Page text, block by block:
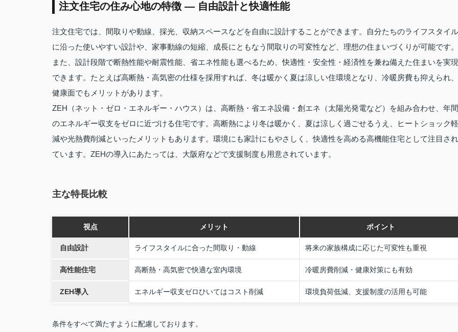
注文住宅の住み心地の特徴 — 自由設計と快適性能
注文住宅では、間取りや動線、採光、収納スペースなどを自由に設計することができます。自分たちのライフスタイル
に沿った使いやすい設計や、家事動線の短縮、成長にともなう間取りの可変性など、理想の住まいづくりが可能です。
また、設計段階で断熱性能や耐震性能、省エネ性能も選べるため、快適性・安全性・経済性を兼ね備えた住まいを実現
できます。たとえば高断熱・高気密の仕様を採用すれば、冬は暖かく夏は涼しい住環境となり、冷暖房費も抑えられ、
健康面でもメリットがあります。
ZEH（ネット・ゼロ・エネルギー・ハウス）は、高断熱・省エネ設備・創エネ（太陽光発電など）を組み合わせ、年間
のエネルギー収支をゼロに近づける住宅です。高断熱により冬は暖かく、夏は涼しく過ごせるうえ、ヒートショック軽
減や光熱費削減といったメリットもあります。環境にも家計にもやさしく、快適性を高める高機能住宅として注目され
ています。ZEHの導入にあたっては、大阪府などで支援制度も用意されています。
主な特長比較
視点 メリット ポイント
自由設計 ライフスタイルに合った間取り・動線 将来の家族構成に応じた可変性も重視
高性能住宅 高断熱・高気密で快適な室内環境 冷暖房費削減・健康対策にも有効
ZEH導入 エネルギー収支ゼロひいてはコスト削減 環境負荷低減、支援制度の活用も可能
条件をすべて満たすように配慮しております。